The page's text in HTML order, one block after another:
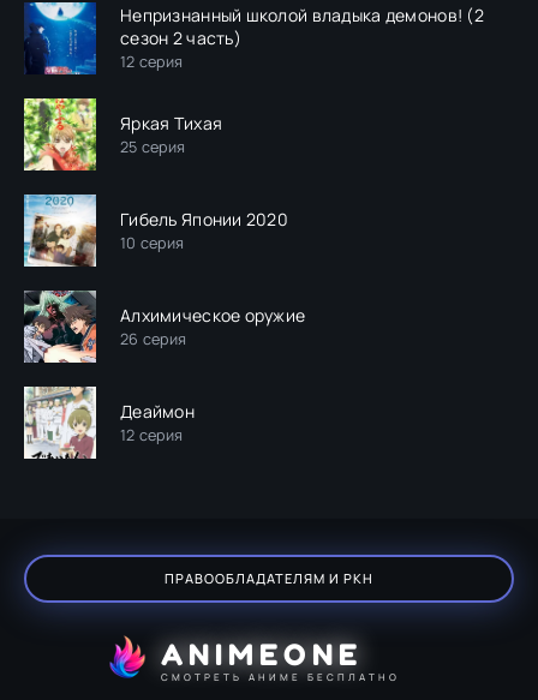
Непризнанный школой владыка демонов! (2
сезон 2 часть)
12 серия
Яркая Тихая
25 серия
Гибель Японии 2020
10 серия
Алхимическое оружие
26 серия
Деаймон
12 серия
ПРАВООБЛАДАТЕЛЯМ И РКН
ANIMEONE
СМОТРЕТЬ АНИМЕ БЕСПЛАТНО